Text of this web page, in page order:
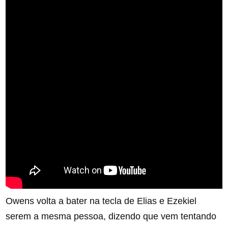
Owens volta a bater na tecla de Elias e Ezekiel
serem a mesma pessoa, dizendo que vem tentando